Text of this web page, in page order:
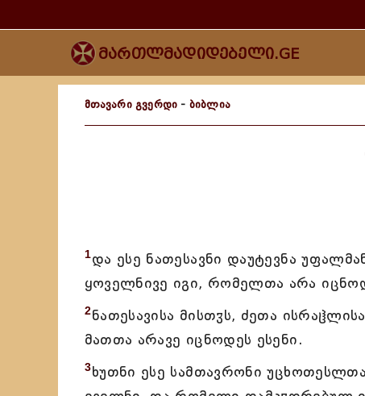
მართლმადიდებელი.GE
მთავარი გვერდი - ბიბლია
1და ესე ნათესავნი დაუტევნა
ყოველნივე იგი, რომელთა არა
2ნათესავისა მისთჳს, ძეთა
მათთა არავე იცნოდეს ესენი.
3ხუთნი ესე სამთავრონი